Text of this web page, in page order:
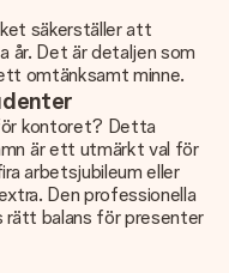
säkerställer att
år. Det är detaljen som
omtänksamt minne.
kontoret? Detta
är ett utmärkt val för
arbetsjubileum eller
Den professionella
rätt balans för presenter